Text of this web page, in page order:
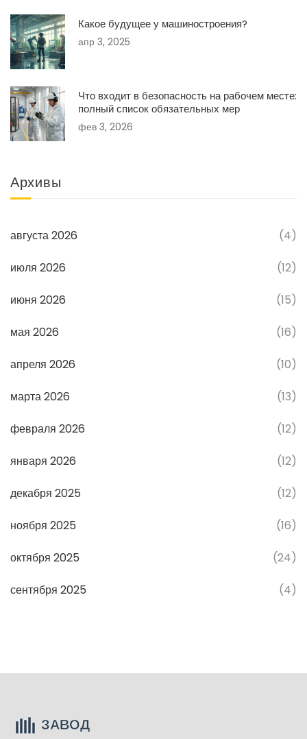
Какое будущее у машиностроения?
апр 3, 2025
Что входит в безопасность на рабочем месте:
полный список обязательных мер
фев 3, 2026
Архивы
августа 2026 (4)
июля 2026 (12)
июня 2026 (15)
мая 2026 (16)
апреля 2026 (10)
марта 2026 (13)
февраля 2026 (12)
января 2026 (12)
декабря 2025 (12)
ноября 2025 (16)
октября 2025 (24)
сентября 2025 (4)